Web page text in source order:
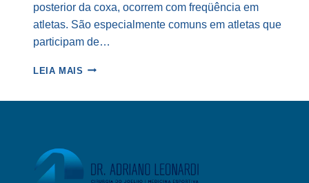
posterior da coxa, ocorrem com freqüência em
atletas. São especialmente comuns em atletas que
participam de…
LEIA MAIS LESÃO